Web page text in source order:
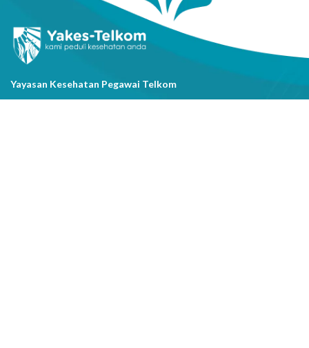
Yayasan Kesehatan Pegawai Telkom